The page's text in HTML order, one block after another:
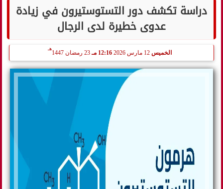
دراسة تكشف دور التستوستيرون في زيادة
عدوى خطيرة لدى الرجال
الخميس 12 مارس 2026 12:16 مـ 23 رمضان 1447
هـ